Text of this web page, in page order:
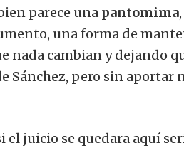
parece una pantomima,
unaforma de
cambian y dejando
Sánchez, pero sin aportar
el juicio se quedara aquí